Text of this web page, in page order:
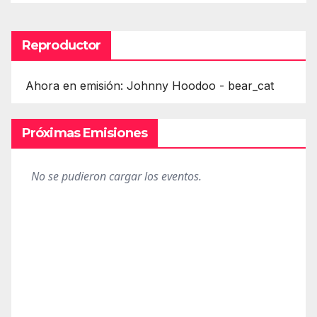
Reproductor
Ahora en emisión: Johnny Hoodoo - bear_cat
Próximas Emisiones